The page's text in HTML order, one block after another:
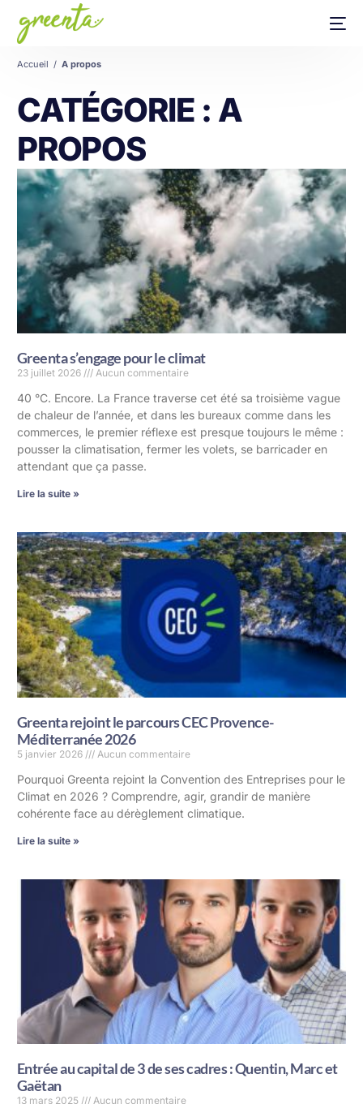
Accueil / A propos
CATÉGORIE : A
PROPOS
Greenta s’engage pour le climat
23 juillet 2026 Aucun commentaire
40 °C. Encore. La France traverse cet été sa troisième vague
de chaleur de l’année, et dans les bureaux comme dans les
commerces, le premier réflexe est presque toujours le même :
pousser la climatisation, fermer les volets, se barricader en
attendant que ça passe.
Lire la suite »
Greenta rejoint le parcours CEC Provence-
Méditerranée 2026
5 janvier 2026 Aucun commentaire
Pourquoi Greenta rejoint la Convention des Entreprises pour le
Climat en 2026 ? Comprendre, agir, grandir de manière
cohérente face au dérèglement climatique.
Lire la suite »
Entrée au capital de 3 de ses cadres : Quentin, Marc et
Gaëtan
13 mars 2025 Aucun commentaire